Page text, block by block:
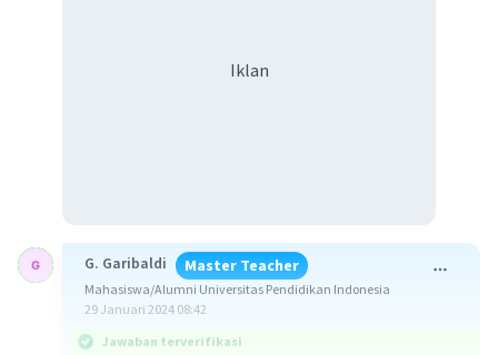
Iklan
G. Garibaldi Master Teacher
Mahasiswa/Alumni Universitas Pendidikan Indonesia
29 Januari 2024 08:42
Jawaban terverifikasi